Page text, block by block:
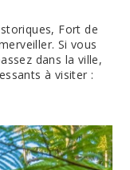
Fort de
Si vous
dans la ville,
à visiter :